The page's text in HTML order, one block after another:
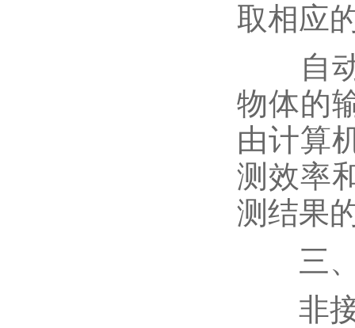
取相应
自动
物体的
由计算
测效率
测结果
三、
非接